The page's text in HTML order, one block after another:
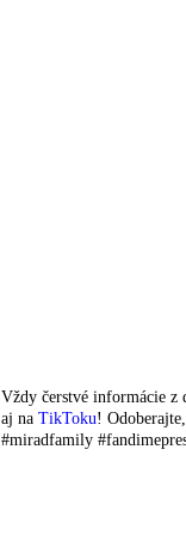
Vždy čerstvé informácie
aj na TikToku!
#miradfamily